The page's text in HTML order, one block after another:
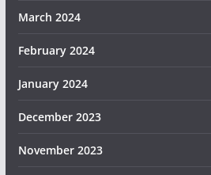
March 2024
February 2024
January 2024
December 2023
November 2023